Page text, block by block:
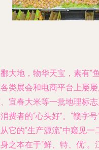
大地，物华天宝，素有“
类展会和电商平台上屡
宜春大米等一批地理标
费者的“心头好”。“赣字
它的“生产源流”中窥见一
之本在于“鲜、特、优”